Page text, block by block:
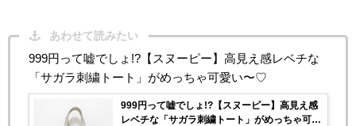
あわせて読みたい
999円って嘘でしょ!?【スヌーピー】高見え感レベチな
「サガラ刺繍トート」がめっちゃ可愛い〜♡
999円って嘘でしょ!?【スヌーピー】高見え感
レベチな「サガラ刺繍トート」がめっちゃ可愛